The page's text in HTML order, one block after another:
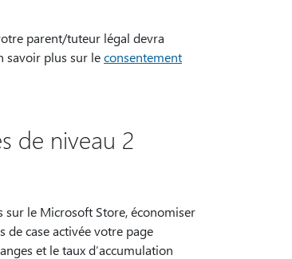
parent/tuteur légal devra
savoir plus sur leconsentement
de niveau 2
sur le Microsoft Store, économiser
de case activée votre page
et le taux d’accumulation